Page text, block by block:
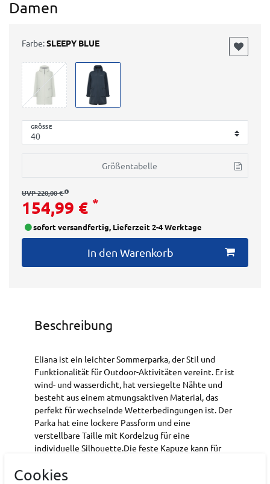
Damen
GRÖSSE
Größentabelle
Farbe:SLEEPY BLUE
UVP 220,00 €
154,99 € *
sofort versandfertig, Lieferzeit 2-4 Werktage
In den Warenkorb
Beschreibung
Eliana ist ein leichter Sommerparka, der Stil und
Funktionalität für Outdoor-Aktivitäten vereint. Er ist
wind- und wasserdicht, hat versiegelte Nähte und
besteht aus einem atmungsaktiven Material, das
perfekt für wechselnde Wetterbedingungen ist. Der
Parka hat eine lockere Passform und eine
verstellbare Taille mit Kordelzug für eine
individuelle Silhouette.Die feste Kapuze kann für
verstellbaren Ärmelbündchen mit Klettverschluss
Cookies